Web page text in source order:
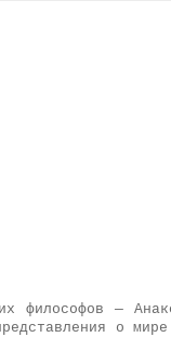
философов —
о